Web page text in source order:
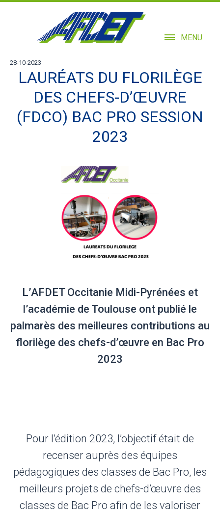
MENU
28-10-2023
LAURÉATS DU FLORILÈGE
DES CHEFS-D’ŒUVRE
(FDCO) BAC PRO SESSION
2023
L’AFDET Occitanie Midi-Pyrénées et
l’académie de Toulouse ont publié le
palmarès des meilleures contributions au
florilège des chefs-d’œuvre en Bac Pro
2023
Pour l’édition 2023, l’objectif était de
recenser auprès des équipes
pédagogiques des classes de Bac Pro, les
meilleurs projets de chefs-d’œuvre des
classes de Bac Pro afin de les valoriser